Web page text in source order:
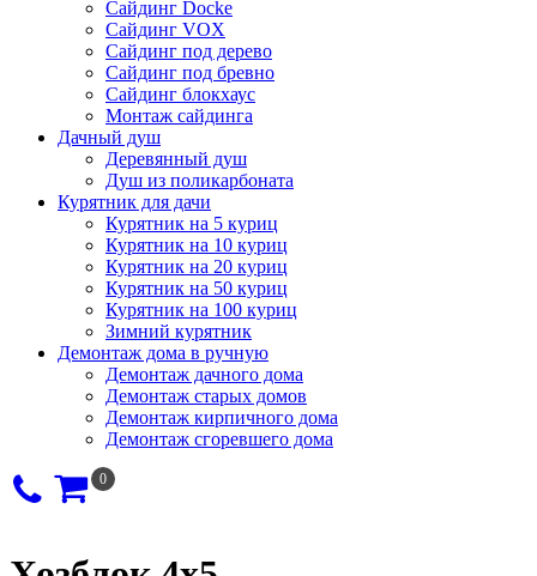
Сайдинг Docke
Сайдинг VOX
Сайдинг под дерево
Сайдинг под бревно
Сайдинг блокхаус
Монтаж сайдинга
Дачный душ
Деревянный душ
Душ из поликарбоната
Курятник для дачи
Курятник на 5 куриц
Курятник на 10 куриц
Курятник на 20 куриц
Курятник на 50 куриц
Курятник на 100 куриц
Зимний курятник
Демонтаж дома в ручную
Демонтаж дачного дома
Демонтаж старых домов
Демонтаж кирпичного дома
Демонтаж сгоревшего дома
0